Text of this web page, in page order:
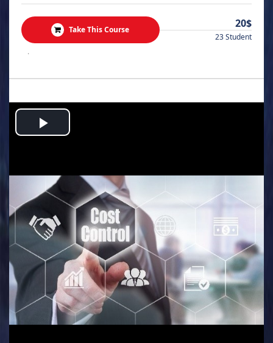
Take This Course 20$
23 Student
.
Play